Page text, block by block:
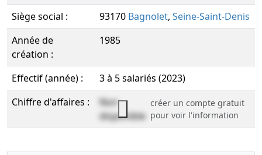
Siège social :
93170 Bagnolet, Seine-Saint-Denis
Année de
création :
1985
Effectif (année) :
3 à 5 salariés (2023)
Chiffre d'affaires :
Non
disponible
créer un compte gratuit
pour voir l'information